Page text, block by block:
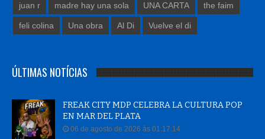
juan r madre hay una sola UNA CARTA the faim
feli colina Una obra Al Di Vuelve el di
ÚLTIMAS NOTÍCIAS
FREAK CITY MDP CELEBRA LA CULTURA POP
EN MAR DEL PLATA
06 de agosto de 2026 às 01:17:14